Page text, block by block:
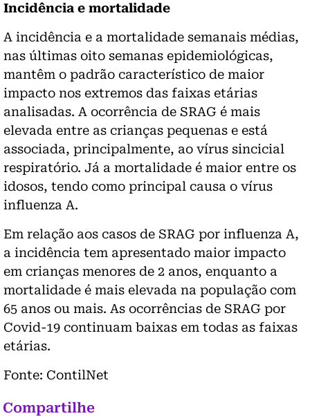
Incidência e mortalidade
A incidência e a mortalidade semanais médias,
nas últimas oito semanas epidemiológicas,
mantêm o padrão característico de maior
impacto nos extremos das faixas etárias
analisadas. A ocorrência de SRAG é mais
elevada entre as crianças pequenas e está
associada, principalmente, ao vírus sincicial
respiratório. Já a mortalidade é maior entre os
idosos, tendo como principal causa o vírus
influenza A.
Em relação aos casos de SRAG por influenza A,
a incidência tem apresentado maior impacto
em crianças menores de 2 anos, enquanto a
mortalidade é mais elevada na população com
65 anos ou mais. As ocorrências de SRAG por
Covid-19 continuam baixas em todas as faixas
etárias.
Fonte: ContilNet
Compartilhe